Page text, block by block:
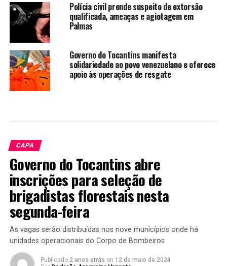
Polícia civil prende suspeito de extorsão
qualificada, ameaças e agiotagem em
Palmas
Governo do Tocantins manifesta
solidariedade ao povo venezuelano e oferece
apoio às operações de resgate
CAPA
Governo do Tocantins abre
inscrições para seleção de
brigadistas florestais nesta
segunda-feira
As vagas serão distribuídas nos nove municípios onde há
unidades operacionais do Corpo de Bombeiros
Publicado 2 anos atrás on 12 de maio de 2024